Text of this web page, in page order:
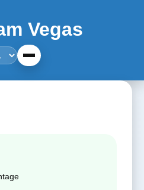
Vegas